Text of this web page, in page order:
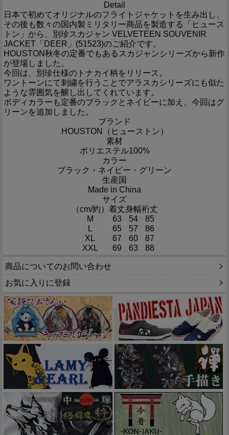
Detail
日本で初めてオリジナルのフライトジャケットを生み出し、
その後も数々の国内製ミリタリー商品を製造する「ヒュース
トン」から、別珍スカジャン VELVETEEN SOUVENIR
JACKET「DEER」(51523)のご紹介です。
HOUSTON秋冬の定番でもあるスカジャンシリーズから新作
が登場しました。
今回は、別珍仕様のトナカイ柄をリリース。
ワントーンにて刺繍を行うことでアラスカシリーズにも似た
ような雰囲気を醸し出してくれています。
ボディカラーも定番のブラックとネイビーに加え、今回はグ
リーンを追加しました。
ブランド
HOUSTON（ヒューストン）
素材
ポリエステル100%
カラー
ブラック・ネイビー・グリーン
生産国
Made in China
サイズ
（cm/約） 着丈身幅裄丈
M
63 54
85
L
65 57
86
XL
67 60
87
XXL
69 63 88
商品についてのお問い合わせ
お気に入りに登録